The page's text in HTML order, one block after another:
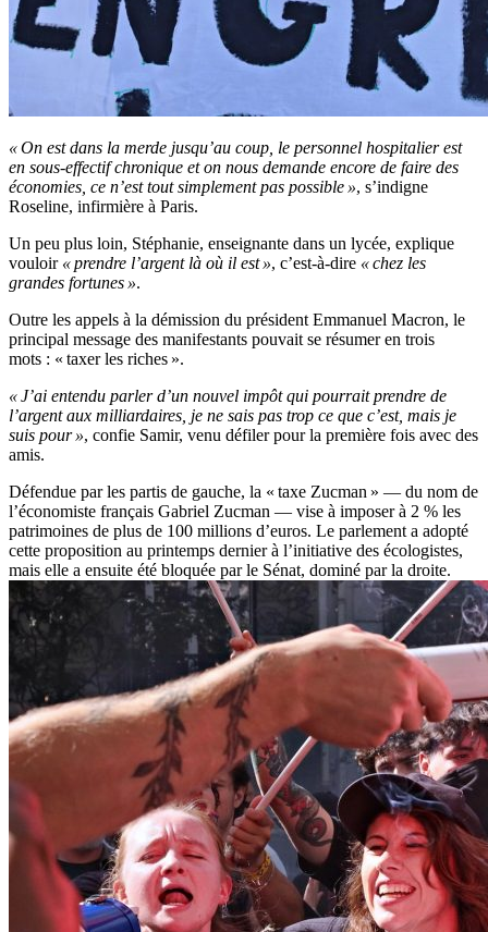
« On est dans la merde jusqu’au coup, le personnel hospitalier est
en sous-effectif chronique et on nous demande encore de faire des
économies, ce n’est tout simplement pas possible », s’indigne
Roseline, infirmière à Paris.
Un peu plus loin, Stéphanie, enseignante dans un lycée, explique
vouloir« prendre l’argent là où il est », c’est-à-dire « chez les
grandes fortunes ».
Outre les appels à la démission du président Emmanuel Macron, le
principal message des manifestants pouvait se résumer en trois
mots : « taxer les riches ».
« J’ai entendu parler d’un nouvel impôt qui pourrait prendre de
l’argent aux milliardaires, je ne sais pas trop ce que c’est, mais je
suis pour », confie Samir, venu défiler pour la première fois avec des
amis.
Défendue par les partis de gauche, la « taxe Zucman » — du nom de
l’économiste français Gabriel Zucman — vise à imposer à 2 % les
patrimoines de plus de 100 millions d’euros. Le parlement a adopté
cette proposition au printemps dernier à l’initiative des écologistes,
mais elle a ensuite été bloquée par le Sénat, dominé par la droite.